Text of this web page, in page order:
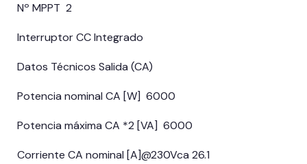
Nº MPPT 2
Interruptor CC Integrado
Datos Técnicos Salida (CA)
Potencia nominal CA [W] 6000
Potencia máxima CA *2 [VA] 6000
Corriente CA nominal [A]@230Vca 26.1